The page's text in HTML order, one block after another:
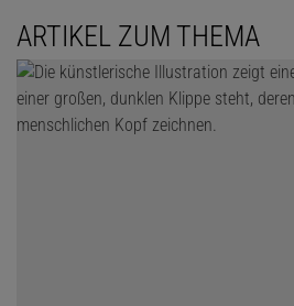
ARTIKEL ZUM THEMA